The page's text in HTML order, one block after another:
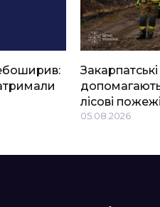
лісові
05.08.2026